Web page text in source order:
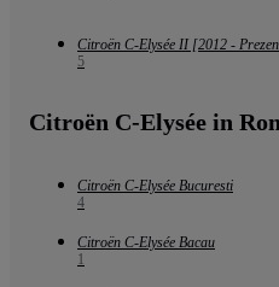
Citroën C-Elysée II [2012 -
5
Citroën C-Elysée in
Citroën C-Elysée Bucuresti
4
Citroën C-Elysée Bacau
1